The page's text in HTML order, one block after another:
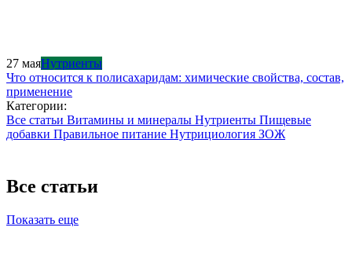
27 маяНутриенты
Что относится к полисахаридам: химические свойства, состав,
применение
Категории:
Все статьи Витамины и минералы Нутриенты Пищевые
добавки Правильное питание Нутрициология ЗОЖ
Все статьи
Показать еще